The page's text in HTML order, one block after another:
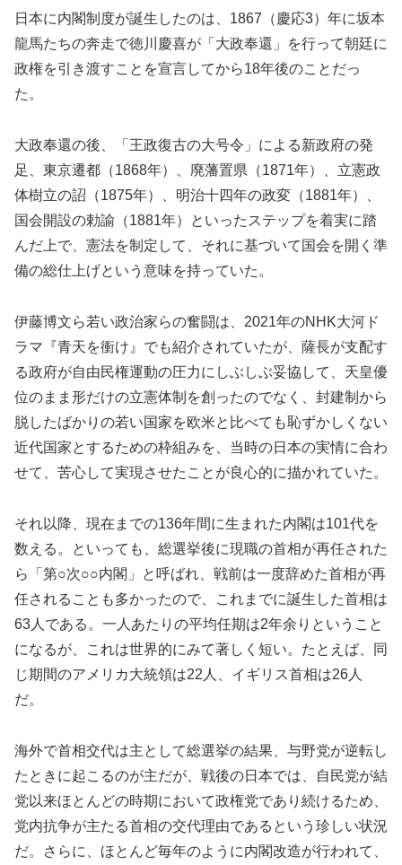
日本に内閣制度が誕生したのは、1867（慶応3）年に坂本
龍馬たちの奔走で徳川慶喜が「大政奉還」を行って朝廷に
政権を引き渡すことを宣言してから18年後のことだっ
た。
大政奉還の後、「王政復古の大号令」による新政府の発
足、東京遷都（1868年）、廃藩置県（1871年）、立憲政
体樹立の詔（1875年）、明治十四年の政変（1881年）、
国会開設の勅諭（1881年）といったステップを着実に踏
んだ上で、憲法を制定して、それに基づいて国会を開く準
備の総仕上げという意味を持っていた。
伊藤博文ら若い政治家らの奮闘は、2021年のNHK大河ド
ラマ『青天を衝け』でも紹介されていたが、薩長が支配す
る政府が自由民権運動の圧力にしぶしぶ妥協して、天皇優
位のまま形だけの立憲体制を創ったのでなく、封建制から
脱したばかりの若い国家を欧米と比べても恥ずかしくない
近代国家とするための枠組みを、当時の日本の実情に合わ
せて、苦心して実現させたことが良心的に描かれていた。
それ以降、現在までの136年間に生まれた内閣は101代を
数える。といっても、総選挙後に現職の首相が再任された
ら「第○次○○内閣」と呼ばれ、戦前は一度辞めた首相が再
任されることも多かったので、これまでに誕生した首相は
63人である。一人あたりの平均任期は2年余りということ
になるが、これは世界的にみて著しく短い。たとえば、同
じ期間のアメリカ大統領は22人、イギリス首相は26人
だ。
海外で首相交代は主として総選挙の結果、与野党が逆転し
たときに起こるのが主だが、戦後の日本では、自民党が結
党以来ほとんどの時期において政権党であり続けるため、
党内抗争が主たる首相の交代理由であるという珍しい状況
だ。さらに、ほとんど毎年のように内閣改造が行われて、